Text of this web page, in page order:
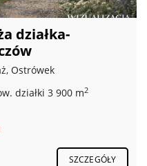
działka-
Ostrówek
działki 3 900 m2
SZCZEGÓŁY